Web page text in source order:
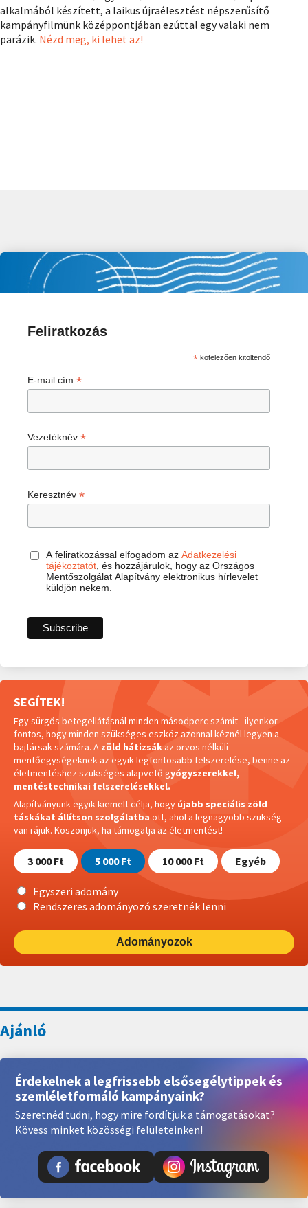
alkalmából készített, a laikus újraélesztést népszerűsítő
kampányfilmünk középpontjában ezúttal egy valaki nem
parázik. Nézd meg, ki lehet az!
Feliratkozás
* kötelezően kitöltendő
E-mail cím *
Vezetéknév *
Keresztnév *
A feliratkozással elfogadom az Adatkezelési
tájékoztatót , és hozzájárulok, hogy az Országos
Mentőszolgálat Alapítvány elektronikus hírlevelet
küldjön nekem.
SEGÍTEK!
Egy sürgős betegellátásnál minden másodperc számít - ilyenkor
fontos, hogy minden szükséges eszköz azonnal kéznél legyen a
bajtársak számára. A zöld hátizsákaz orvos nélküli
mentőegységeknek az egyik legfontosabb felszerelése, benne az
életmentéshez szükséges alapvető gyógyszerekkel,
mentéstechnikai felszerelésekkel.
Alapítványunk egyik kiemelt célja, hogy újabb speciális zöld
táskákat állítson szolgálatba ott, ahol a legnagyobb szükség
van rájuk. Köszönjük, ha támogatja az életmentést!
3 000 Ft 5 000 Ft 10 000 Ft Egyéb
Egyszeri adomány
Rendszeres adományozó szeretnék lenni
Adományozok
Érdekelnek a legfrissebb elsősegélytippek és
szemléletformáló kampányaink?
Szeretnéd tudni, hogy mire fordítjuk a támogatásokat?
Kövess minket közösségi felületeinken!